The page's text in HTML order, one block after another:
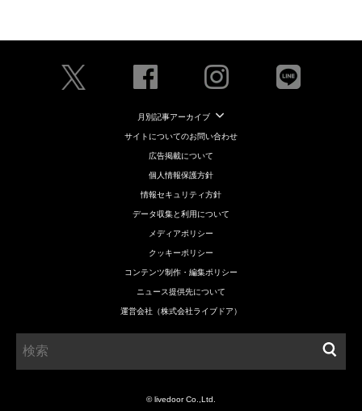
月別記事アーカイブ
サイトについてのお問い合わせ
広告掲載について
個人情報保護方針
情報セキュリティ方針
データ収集と利用について
メディアポリシー
クッキーポリシー
コンテンツ制作・編集ポリシー
ニュース提供先について
運営会社（株式会社ライブドア）
© livedoor Co.,Ltd.